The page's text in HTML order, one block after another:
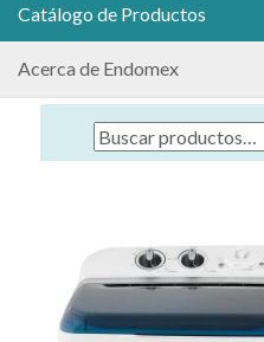
Catálogo de Productos
Acerca de Endomex